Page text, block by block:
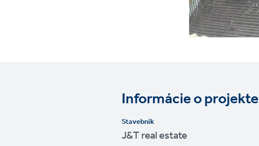
Informácie o projekte
Stavebník
J&T real estate